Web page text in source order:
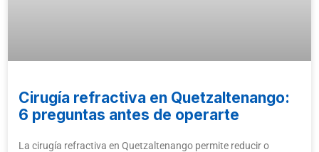
Cirugía refractiva en Quetzaltenango:
6 preguntas antes de operarte
La cirugía refractiva en Quetzaltenango permite reducir o